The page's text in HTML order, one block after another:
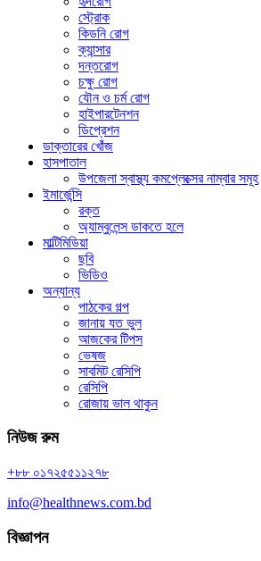
স্ট্রোক
কিডনি রোগ
ক্যান্সার
দন্তরোগ
চক্ষু রোগ
যৌন ও চর্ম রোগ
হাইপারটেনশন
ডিপ্রেশন
ডাক্তারের খোঁজ
হাসপাতাল
উপজেলা স্বাস্থ্য কমপ্লেক্সের নাম্বার সমূহ
ইমার্জেন্সি
রক্ত
অ্যাম্বুলেন্স ডাকতে হলে
মাল্টিমিডিয়া
ছবি
ভিডিও
অন্যান্য
পাঠকের গল্প
জানায় যত ভুল
আজকের টিপস
ভেষজ
সাবমিট রেসিপি
রেসিপি
রোজায় ভাল থাকুন
নিউজ রুম
+৮৮ ০১৭২৫৫১১২৭৮
info@healthnews.com.bd
বিজ্ঞাপন